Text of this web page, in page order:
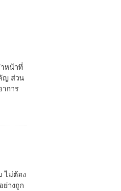
หน้าที่
ญ ส่วน
การ
ไม่ต้อง
ย่างถูก